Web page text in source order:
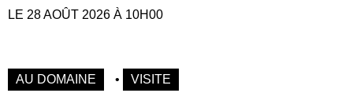
LE 28 AOÛT 2026 À 10H00
AU DOMAINE • VISITE